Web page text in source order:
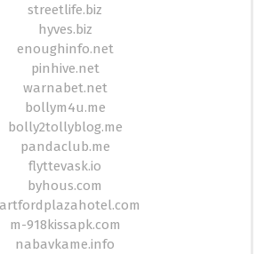
streetlife.biz
hyves.biz
enoughinfo.net
pinhive.net
warnabet.net
bollym4u.me
bolly2tollyblog.me
pandaclub.me
flyttevask.io
byhous.com
m-918kissapk.com
nabavkame.info